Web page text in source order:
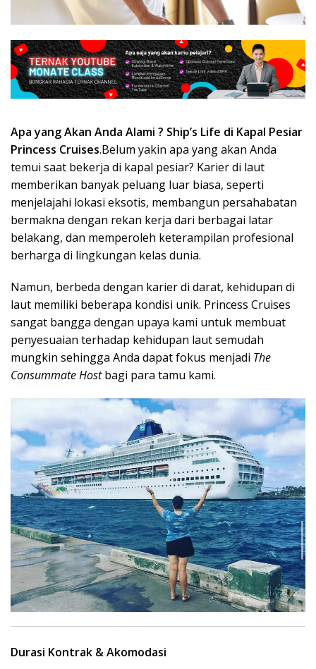
negeri,agency
resmi
kapal
pesiar,
Apa yang Akan Anda Alami ? Ship’s Life di Kapal Pesiar
Princess Cruises.Belum yakin apa yang akan Anda
temui saat bekerja di kapal pesiar? Karier di laut
memberikan banyak peluang luar biasa, seperti
menjelajahi lokasi eksotis, membangun persahabatan
bermakna dengan rekan kerja dari berbagai latar
belakang, dan memperoleh keterampilan profesional
berharga di lingkungan kelas dunia.
Namun, berbeda dengan karier di darat, kehidupan di
laut memiliki beberapa kondisi unik. Princess Cruises
sangat bangga dengan upaya kami untuk membuat
penyesuaian terhadap kehidupan laut semudah
mungkin sehingga Anda dapat fokus menjadi The
Consummate Hostbagi para tamu kami.
Durasi Kontrak & Akomodasi